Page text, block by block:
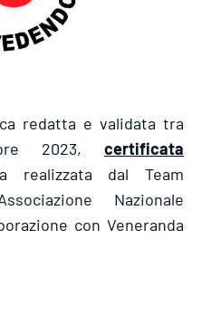
redatta e validata tra
2023, certificata
dal Team
Nazionale
con Veneranda